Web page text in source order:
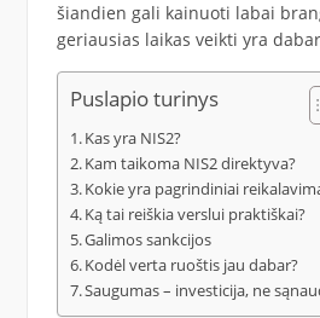
šiandien gali kainuoti labai
geriausias laikas veikti yra
Puslapio turinys
Kas yra NIS2?
Kam taikoma NIS2 direktyva?
Kokie yra pagrindiniai
Ką tai reiškia verslui praktiškai?
Galimos sankcijos
Kodėl verta ruoštis jau dabar?
Saugumas – investicija, ne